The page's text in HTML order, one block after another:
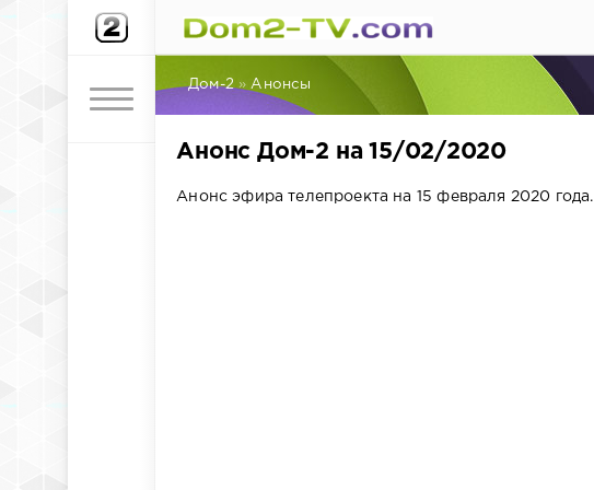
Дом-2 » Анонсы
Анонс Дом-2 на 15/02/2020
Анонс эфира телепроекта на 15 февраля 2020 года.